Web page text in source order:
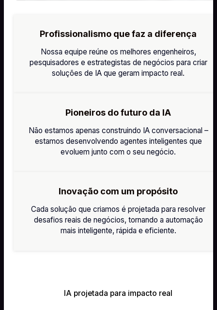
Profissionalismo que faz a diferença
Nossa equipe reúne os melhores engenheiros,
pesquisadores e estrategistas de negócios para criar
soluções de IA que geram impacto real.
Pioneiros do futuro da IA
Não estamos apenas construindo IA conversacional –
estamos desenvolvendo agentes inteligentes que
evoluem junto com o seu negócio.
Inovação com um propósito
Cada solução que criamos é projetada para resolver
desafios reais de negócios, tornando a automação
mais inteligente, rápida e eficiente.
IA projetada para impacto real